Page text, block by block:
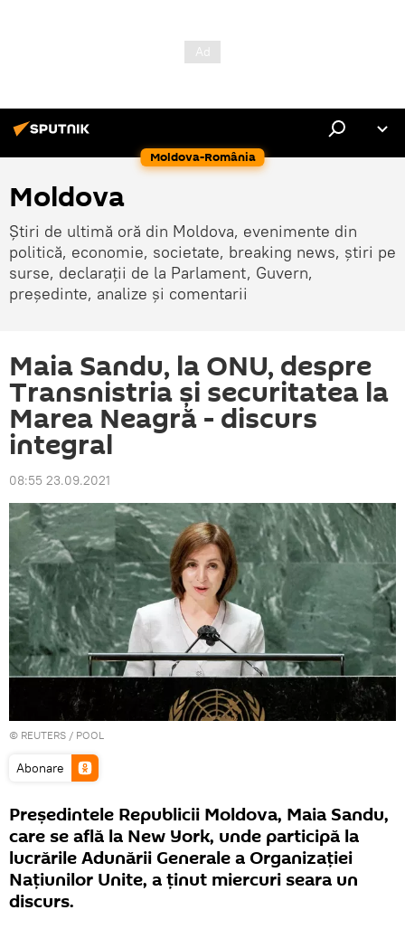
Moldova-România
Moldova
Știri de ultimă oră din Moldova, evenimente din
politică, economie, societate, breaking news, știri pe
surse, declarații de la Parlament, Guvern,
președinte, analize și comentarii
Maia Sandu, la ONU, despre
Transnistria și securitatea la
Marea Neagră - discurs
integral
08:55 23.09.2021
© REUTERS / POOL
Abonare
Președintele Republicii Moldova, Maia Sandu,
care se află la New York, unde participă la
lucrările Adunării Generale a Organizației
Națiunilor Unite, a ținut miercuri seara un
discurs.